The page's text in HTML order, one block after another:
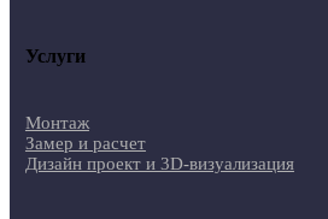
Услуги
Монтаж
Замер и расчет
Дизайн проект и 3D-визуализация